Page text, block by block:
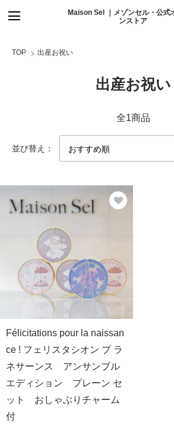
Maison Sel ｜メゾンセル・公式
ンストア
TOP 出産お祝い
出産お祝い
全1商品
並び替え：
Félicitations pour la naissan
ce ! フェリスタシオン プ ラ
ネサーンス アンサンブル
エディション プレーン セ
ット おしゃぶりチャーム
付